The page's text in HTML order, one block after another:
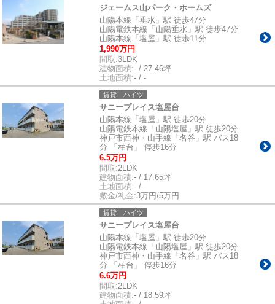
ジェームス山パーク・ホームズ
山陽本線「垂水」駅 徒歩47分
山陽電鉄本線「山陽垂水」駅 徒歩47分
山陽本線「塩屋」駅 徒歩11分
1,990万円
間取:3LDK
建物面積:- / 27.46坪
土地面積:- / -
賃貸｜ハイツ
サニープレイス塩屋台
山陽本線「塩屋」駅 徒歩20分
山陽電鉄本線「山陽塩屋」駅 徒歩20分
神戸市西神・山手線「名谷」駅 バス18
分 「柏台」 停歩16分
6.5万円
間取:2LDK
建物面積:- / 17.65坪
土地面積:- / -
敷金/礼金:3万円/5万円
賃貸｜ハイツ
サニープレイス塩屋台
山陽本線「塩屋」駅 徒歩20分
山陽電鉄本線「山陽塩屋」駅 徒歩20分
神戸市西神・山手線「名谷」駅 バス18
分 「柏台」 停歩16分
6.6万円
間取:2LDK
建物面積:- / 18.59坪